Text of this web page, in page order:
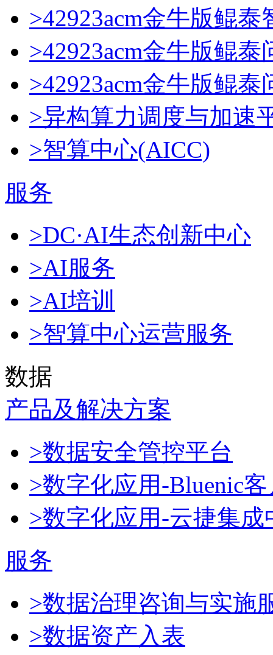
>42923acm金牛版鲲
>42923acm金牛版鲲
>42923acm金牛版鲲泰
>异构算力调度与加速
>智算中心(AICC)
服务
>DC·AI生态创新中心
>AI服务
>AI培训
>智算中心运营服务
数据
产品及解决方案
>数据安全管控平台
>数字化应用-Bluenic
>数字化应用-云捷集成
服务
>数据治理咨询与实施
>数据资产入表